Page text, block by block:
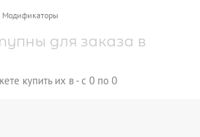
Модификаторы
для заказа в
купить их в - с 0 по 0